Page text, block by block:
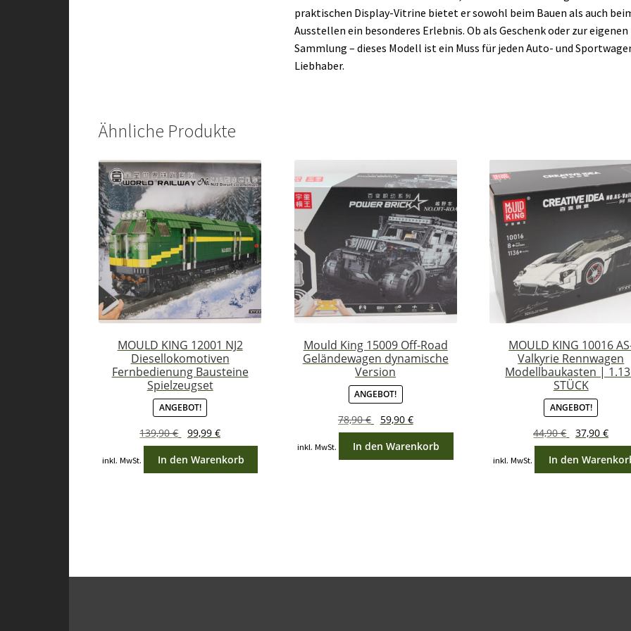
praktischen Display-Vitrine bietet er sowohl beim Bauen als auch
Ausstellen ein besonderes Erlebnis. Ob als Geschenk oder zur eigenen
Sammlung – dieses Modell ist ein Muss für jeden Auto- und
Liebhaber.
Ähnliche Produkte
MOULD KING 12001 NJ2
Diesellokomotiven
Fernbedienung Bausteine
Spielzeugset
ANGEBOT!
139,90€
Ursprünglicher
Preis
war:
99,99 €Aktueller
Preis
ist:
inkl. MwSt. In den Warenkorb
Mould King 15009 Off-Road
Geländewagen dynamische
Version
ANGEBOT!
78,90€
Ursprünglicher
Preis
war:
59,90 €Aktueller
Preis
ist:
inkl. MwSt. In den Warenkorb
MOULD KING 10016
Valkyrie Rennwagen
Modellbaukasten |
STÜCK
ANGEBOT!
44,90€
Preis
war:
37,90€
Preis
ist:
inkl. MwSt. In den